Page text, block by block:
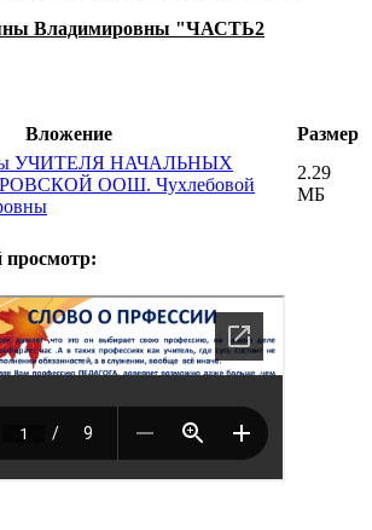
Владимировны "ЧАСТЬ2
Вложение
Размер
УЧИТЕЛЯ НАЧАЛЬНЫХ
ООШ. Чухлебовой
2.29
МБ
просмотр: